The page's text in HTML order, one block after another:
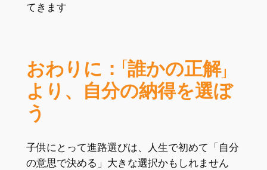
てきます
おわりに：「誰かの正解」
より、自分の納得を選ぼ
う
子供にとって進路選びは、人生で初めて「自分
の意思で決める」大きな選択かもしれません